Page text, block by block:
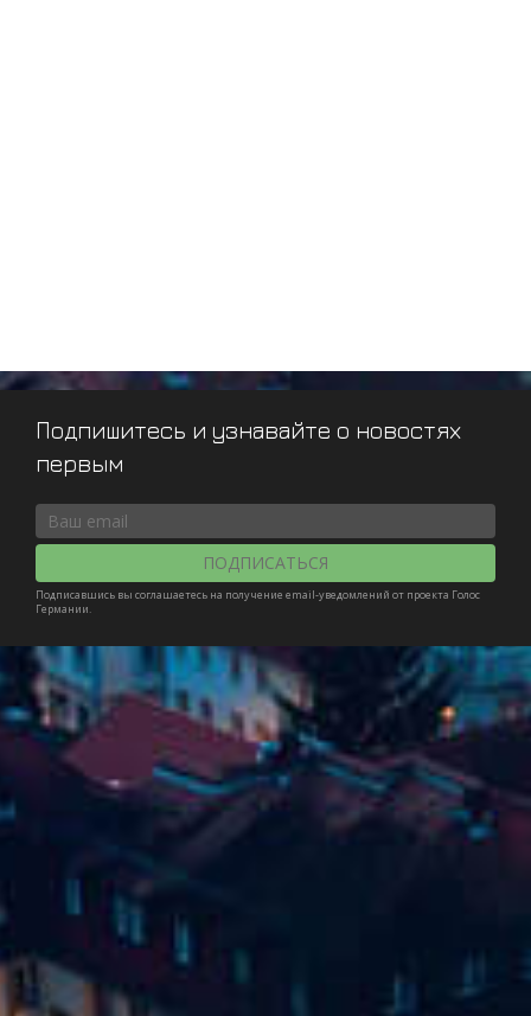
Подпишитесь и узнавайте о новостях
первым
ПОДПИСАТЬСЯ
Подписавшись вы соглашаетесь на получение email-уведомлений от проекта Голос
Германии.